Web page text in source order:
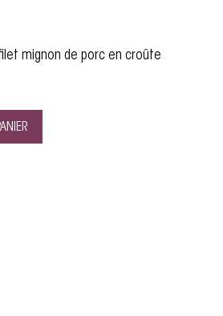
mignon de porc en croûte